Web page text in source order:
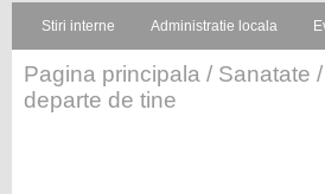
Stiri interne Administratie locala
Pagina principala / Sanatate
departe de tine